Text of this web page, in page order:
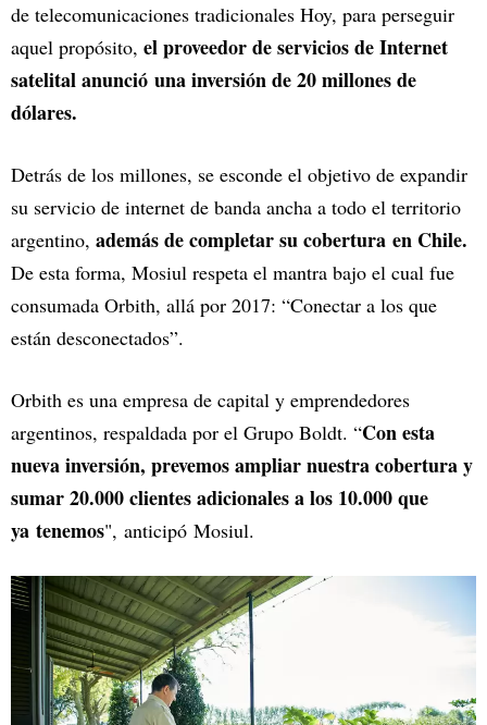
de telecomunicaciones tradicionales Hoy, para perseguir
aquel propósito, el proveedor de servicios de Internet
satelital anunció una inversión de 20 millones de
dólares.
Detrás de los millones, se esconde el objetivo de expandir
su servicio de internet de banda ancha a todo el territorio
argentino, además de completar su cobertura en Chile.
De esta forma, Mosiul respeta el mantra bajo el cual fue
consumada Orbith, allá por 2017: “Conectar a los que
están desconectados”.
Orbith es una empresa de capital y emprendedores
argentinos, respaldada por el Grupo Boldt. “Con esta
nueva inversión, prevemos ampliar nuestra cobertura y
sumar 20.000 clientes adicionales a los 10.000 que
ya tenemos", anticipó Mosiul.